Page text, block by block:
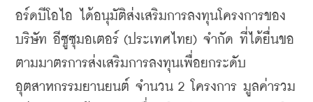
อร์ดบีโอไอ ได้อนุมัติส่งเสริมการลงทุนโครงการของ
บริษัท อีซูซุมอเตอร์ (ประเทศไทย) จำกัด ที่ได้ยื่นขอ
ตามมาตรการส่งเสริมการลงทุนเพื่อยกระดับ
อุตสาหกรรมยานยนต์ จำนวน 2 โครงการ มูลค่ารวม